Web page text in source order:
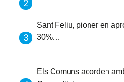
Sant Feliu, pioner en
30%…
Els Comuns acorden